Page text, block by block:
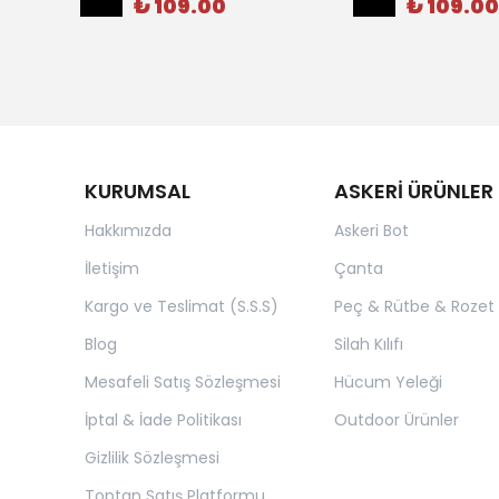
₺ 109.00 ₺ 109.00
KURUMSAL
Hakkımızda
İletişim
Kargo ve Teslimat (S.S.S)
Blog
Mesafeli Satış Sözleşmesi
İptal & İade Politikası
Gizlilik Sözleşmesi
ASKERİ ÜRÜNLER
Askeri Bot
Çanta
Peç & Rütbe & Rozet
Silah Kılıfı
Hücum Yeleği
Outdoor Ürünler